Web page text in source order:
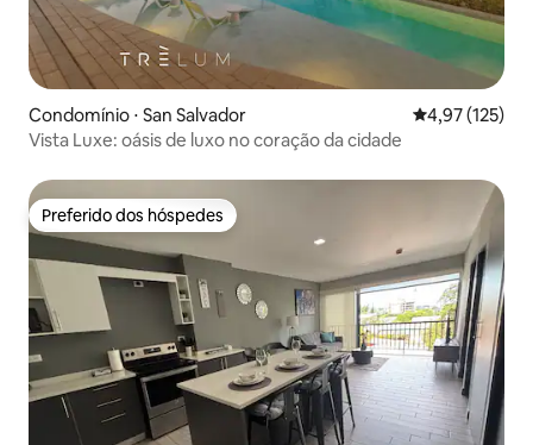
Condomínio ⋅ San Salvador 4,97 de uma
4,97 (125)
Vista Luxe: oásis de luxo no coração da cidade
Preferido dos hóspedes
Preferido dos hóspedes